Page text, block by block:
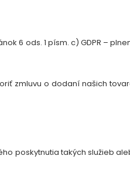
6 ods. 1 písm. c) GDPR –
zmluvu o dodaní našich
poskytnutia takých služieb